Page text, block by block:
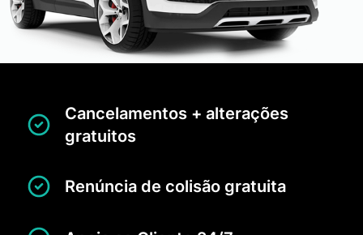
Cancelamentos + alterações
gratuitos
Renúncia de colisão gratuita